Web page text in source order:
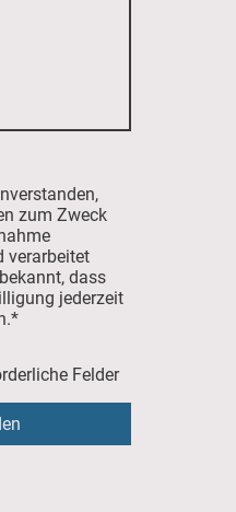
zum Zweck
verarbeitet
dass
jederzeit
Felder